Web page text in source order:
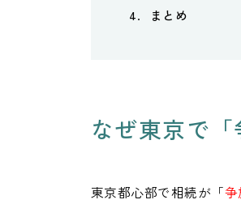
まとめ
なぜ東京で
東京都心部で相続が「争